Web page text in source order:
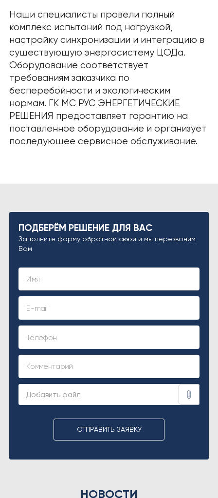
Наши специалисты провели полный
комплекс испытаний под нагрузкой,
настройку синхронизации и интеграцию в
существующую энергосистему ЦОДа.
Оборудование соответствует
требованиям заказчика по
бесперебойности и экологическим
нормам. ГК МС РУС ЭНЕРГЕТИЧЕСКИЕ
РЕШЕНИЯ предоставляет гарантию на
поставленное оборудование и организует
последующее сервисное обслуживание.
ПОДБЕРЁМ РЕШЕНИЕ ДЛЯ ВАС
Заполните форму обратной связи и мы перезвоним
Вам
ОТПРАВИТЬ ЗАЯВКУ
НОВОСТИ